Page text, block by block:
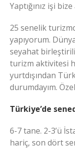
Yaptığınız işi
25 senelik
yapıyorum.
seyahat
turizm aktivitesi
yurtdışından
durumdayım.
Türkiye’de
6-7 tane. 2-3’ü
hariç, son dört